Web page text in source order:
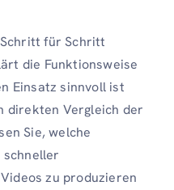
für Schritt
die Funktionsweise
Einsatz sinnvoll ist
direkten Vergleich der
Sie, welche
zu produzieren